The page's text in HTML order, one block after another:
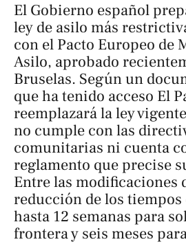
El Gobierno español
ley de asilo más
con el Pacto Europeo de
Asilo, aprobado
Bruselas. Según un
que ha tenido acceso El
reemplazará la ley
no cumple con las
comunitarias ni cuenta
reglamento que precise
Entre las modificaciones
reducción de los
hasta 12 semanas para
frontera y seis meses